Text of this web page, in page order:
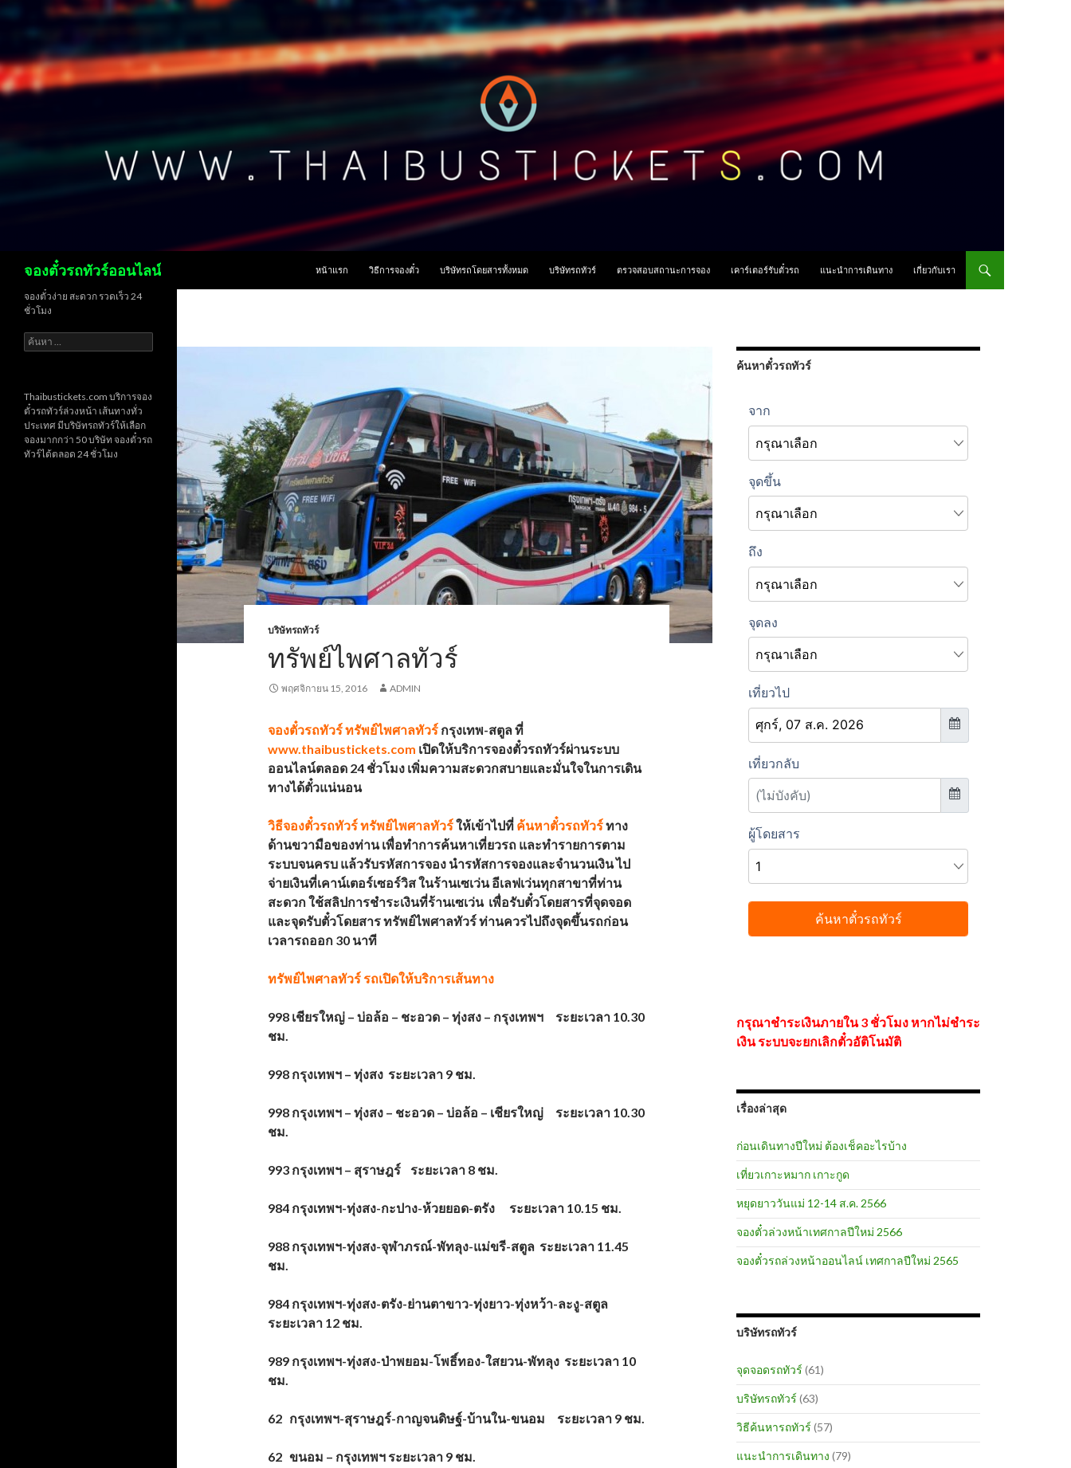
จองตั๋วรถทัวร์ออนไลน์
หน้าแรก
วิธีการจองตั๋ว บริษัทรถโดยสารทั้งหมด บริษัทรถทัวร์ ตรวจสอบสถานะการจอง เคาร์เตอร์รับตั๋วรถ แนะนำการเดินทาง เกี่ยวกับเรา
บริษัทรถทัวร์
ทรัพย์ไพศาลทัวร์
พฤศจิกายน 15, 2016 ADMIN
จองตั๋วรถทัวร์ทรัพย์ไพศาลทัวร์ กรุงเทพ-สตูลที่
www.thaibustickets.com เปิดให้บริการจองตั๋วรถทัวร์ผ่านระบบ
ออนไลน์ตลอด 24 ชั่วโมง เพิ่มความสะดวกสบายและมั่นใจในการเดิน
ทางได้ตั๋วแน่นอน
วิธีจองตั๋วรถทัวร์ทรัพย์ไพศาลทัวร์ให้เข้าไปที่ ค้นหาตั๋วรถทัวร์ทาง
ด้านขวามือของท่าน เพื่อทำการค้นหาเที่ยวรถ และทำรายการตาม
ระบบจนครบ แล้วรับรหัสการจอง นำรหัสการจองและจำนวนเงิน ไป
จ่ายเงินที่เคาน์เตอร์เซอร์วิส ในร้านเซเว่น อีเลฟเว่นทุกสาขาที่ท่าน
สะดวก ใช้สลิปการชำระเงินที่ร้านเซเว่น เพื่อรับตั๋วโดยสารที่จุดจอด
และจุดรับตั๋วโดยสารทรัพย์ไพศาลทัวร์ท่านควรไปถึงจุดขึ้นรถก่อน
เวลารถออก 30 นาที
ทรัพย์ไพศาลทัวร์รถเปิดให้บริการเส้นทาง
998 เชียรใหญ่ – บ่อล้อ – ชะอวด – ทุ่งสง – กรุงเทพฯ ระยะเวลา 10.30
ชม.
998 กรุงเทพฯ – ทุ่งสง ระยะเวลา 9 ชม.
998 กรุงเทพฯ – ทุ่งสง – ชะอวด – บ่อล้อ – เชียรใหญ่ ระยะเวลา 10.30
ชม.
993 กรุงเทพฯ – สุราษฎร์ ระยะเวลา 8 ชม.
984 กรุงเทพฯ-ทุ่งสง-กะปาง-ห้วยยอด-ตรัง ระยะเวลา 10.15 ชม.
988 กรุงเทพฯ-ทุ่งสง-จุฬาภรณ์-พัทลุง-แม่ขรี-สตูล ระยะเวลา 11.45
ชม.
984 กรุงเทพฯ-ทุ่งสง-ตรัง-ย่านตาขาว-ทุ่งยาว-ทุ่งหว้า-ละงู-สตูล
ระยะเวลา 12 ชม.
989 กรุงเทพฯ-ทุ่งสง-ป่าพยอม-โพธิ์ทอง-ใสยวน-พัทลุง ระยะเวลา 10
ชม.
62 กรุงเทพฯ-สุราษฎร์-กาญจนดิษฐ์-บ้านใน-ขนอม ระยะเวลา 9 ชม.
62 ขนอม – กรุงเทพฯ ระยะเวลา 9 ชม.
ค้นหาตั๋วรถทัวร์
กรุณาชำระเงินภายใน 3 ชั่วโมง หากไม่ชำระ
เงิน ระบบจะยกเลิกตั๋วอัติโนมัติ
เรื่องล่าสุด
ก่อนเดินทางปีใหม่ ต้องเช็คอะไรบ้าง
เที่ยวเกาะหมาก เกาะกูด
หยุดยาววันแม่ 12-14 ส.ค. 2566
จองตั๋วล่วงหน้าเทศกาลปีใหม่ 2566
จองตั๋วรถล่วงหน้าออนไลน์ เทศกาลปีใหม่ 2565
บริษัทรถทัวร์
จุดจอดรถทัวร์ (61)
บริษัทรถทัวร์ (63)
วิธีค้นหารถทัวร์ (57)
แนะนำการเดินทาง (79)
จองตั๋วง่าย สะดวก รวดเร็ว 24
ชั่วโมง
ค้นหา
สำหรับ:
Thaibustickets.com บริการจอง
ตั๋วรถทัวร์ล่วงหน้า เส้นทางทั่ว
ประเทศ มีบริษัทรถทัวร์ให้เลือก
จองมากกว่า 50 บริษัท จองตั๋วรถ
ทัวร์ได้ตลอด 24 ชั่วโมง